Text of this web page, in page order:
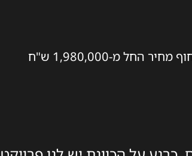
פריסייל אמיתי בלוקיישן מדהים על קו הרכבת הקלה כ-500 מטר מקו החוף מחיר החל מ-1,980,000 ש"ח